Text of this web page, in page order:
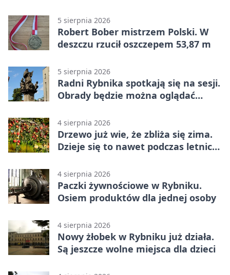
5 sierpnia 2026
Robert Bober mistrzem Polski. W
deszczu rzucił oszczepem 53,87 m
5 sierpnia 2026
Radni Rybnika spotkają się na sesji.
Obrady będzie można oglądać
4 sierpnia 2026
Drzewo już wie, że zbliża się zima.
Dzieje się to nawet podczas letnich
4 sierpnia 2026
Paczki żywnościowe w Rybniku.
Osiem produktów dla jednej osoby
4 sierpnia 2026
Nowy żłobek w Rybniku już działa.
Są jeszcze wolne miejsca dla dzieci